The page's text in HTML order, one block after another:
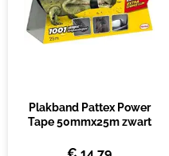
Plakband Pattex Power
Tape 50mmx25m zwart